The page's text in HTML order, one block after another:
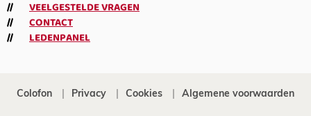
VEELGESTELDE VRAGEN
CONTACT
LEDENPANEL
Colofon Privacy Cookies Algemene voorwaarden